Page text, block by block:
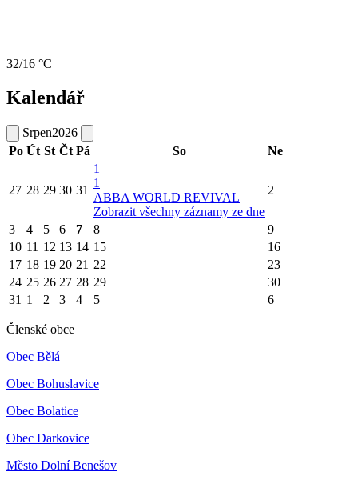
32/16 °C
Kalendář
Srpen2026
Po Út St Čt Pá So Ne
27 28 29 30 31
1
1
ABBA WORLD REVIVAL
Zobrazit všechny záznamy ze dne
2
3 4 5 6 7 8
9
10 11 12 13 14 15
16
17 18 19 20 21 22
23
24 25 26 27 28 29
30
31 1 2 3 4 5 6
Členské obce
Obec Bělá
Obec Bohuslavice
Obec Bolatice
Obec Darkovice
Město Dolní Benešov